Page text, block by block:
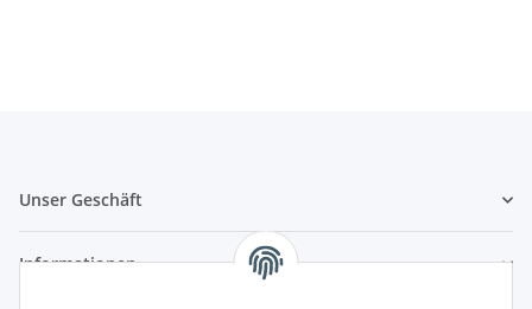
Unser Geschäft
Informationen